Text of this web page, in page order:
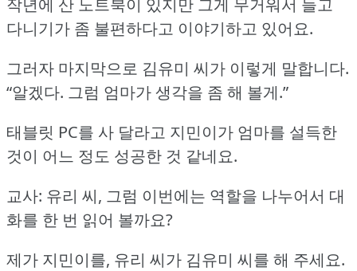
작년에 산 노트북이 있지만 그게 무거워서 들고
다니기가 좀 불편하다고 이야기하고 있어요.
그러자 마지막으로 김유미 씨가 이렇게 말합니다.
“알겠다. 그럼 엄마가 생각을 좀 해 볼게.”
태블릿 PC를 사 달라고 지민이가 엄마를 설득한
것이 어느 정도 성공한 것 같네요.
교사: 유리 씨, 그럼 이번에는 역할을 나누어서 대
화를 한 번 읽어 볼까요?
제가 지민이를, 유리 씨가 김유미 씨를 해 주세요.